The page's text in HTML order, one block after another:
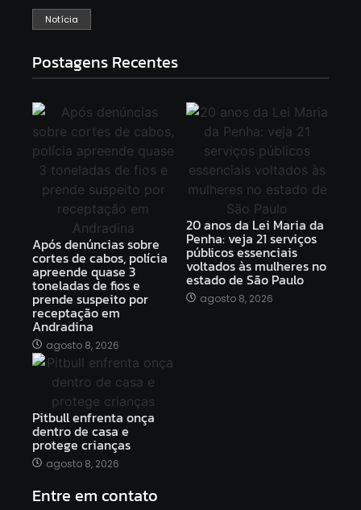
Notícia
Postagens Recentes
Após denúncias sobre
cortes de cabos, polícia
apreende quase 3
toneladas de fios e
prende suspeito por
receptação em
Andradina
agosto 8, 2026
20 anos da Lei Maria da
Penha: veja 21 serviços
públicos essenciais
voltados às mulheres no
estado de São Paulo
agosto 8, 2026
Pitbull enfrenta onça
dentro de casa e
protege crianças
agosto 8, 2026
Entre em contato